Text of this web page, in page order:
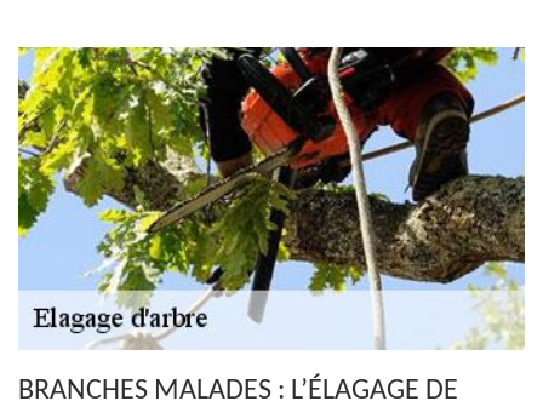
BRANCHES MALADES : L’ÉLAGAGE DE